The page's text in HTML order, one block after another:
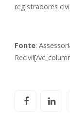
registradores
Fonte:
Recivil[/